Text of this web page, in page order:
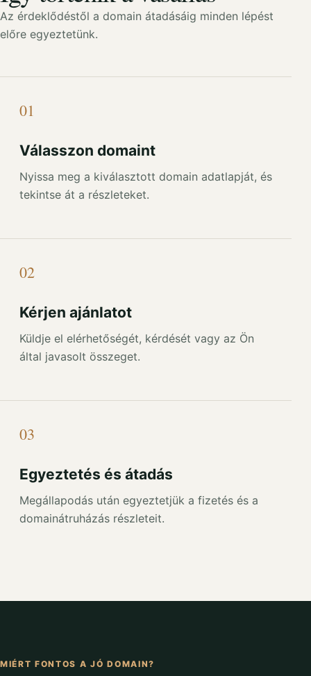
Az érdeklődéstől a domain átadásáig minden lépést
előre egyeztetünk.
01
Válasszon domaint
Nyissa meg a kiválasztott domain adatlapját, és
tekintse át a részleteket.
02
Kérjen ajánlatot
Küldje el elérhetőségét, kérdését vagy az Ön
által javasolt összeget.
03
Egyeztetés és átadás
Megállapodás után egyeztetjük a fizetés és a
domainátruházás részleteit.
MIÉRT FONTOS A JÓ DOMAIN?